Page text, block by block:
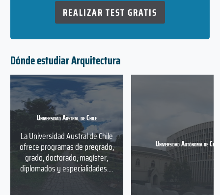
REALIZAR TEST GRATIS
Dónde estudiar Arquitectura
Universidad Austral de Chile
La Universidad Austral de Chile
ofrece programas de pregrado,
grado, doctorado, magíster,
diplomados y especialidades....
Universidad Autónoma de Chile